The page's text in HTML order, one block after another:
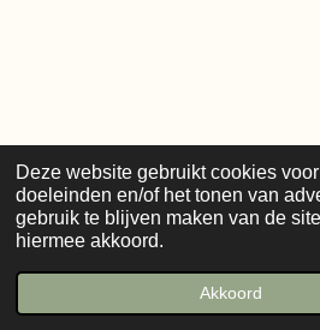
Deze website gebruikt cookies
doeleinden en/of het tonen van
gebruik te blijven maken van de
hiermee akkoord.
Akkoord
Telefoonnummer